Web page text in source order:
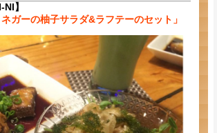
】
ネガーの柚子サラダ&ラフテーのセット」